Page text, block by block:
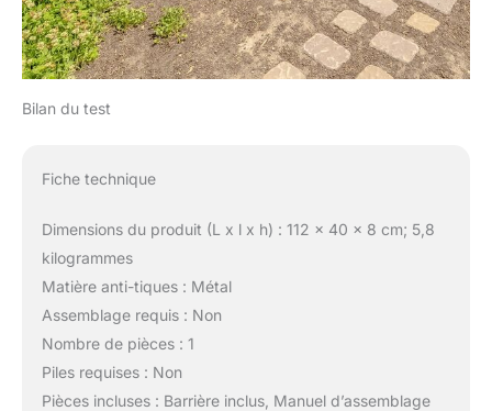
Bilan du test
Fiche technique
Dimensions du produit (L x l x h) : 112 x 40 x 8 cm; 5,8
kilogrammes
Matière anti-tiques : Métal
Assemblage requis : Non
Nombre de pièces : 1
Piles requises : Non
Pièces incluses : Barrière inclus, Manuel d’assemblage